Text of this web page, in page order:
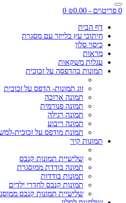
0 פריט\ים - ₪0.00
0
דף הבית
חיתוכי עץ בלייזר עם מסגרת
כיסוי סלון
מראות
עגלות משקאות
תמונות בהדפסה על זכוכית
זוג תמונות- הדפס על זכוכית
תמונה ארוכה
תמונה פנורמית
תמונה רגילה
תמונה ריבוע
תמונת מודפס על זכוכית-
תמונות קיר
שלישיית תמונות קנבס
תמונה בודדת ממוסגרת
תמונות בודדות
תמונות קנבס לחדרי ילדים
שלישיית תמונות קנבס